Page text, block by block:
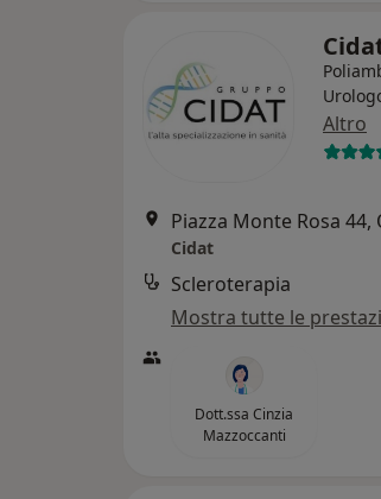
Altro
Piazza Monte Rosa 44,
Cidat
Scleroterapia
Mostra tutte le
Dott.ssa Cinzia
Mazzoccanti